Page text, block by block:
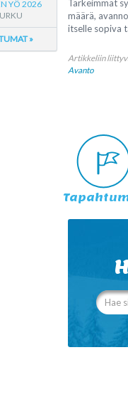
Tärkeimmät
määrä,
itselle sopiva
Artikkeliin
Avanto
YÖ 2026
»